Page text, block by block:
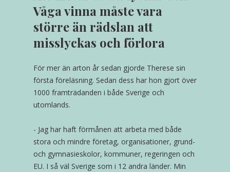
Våga vinna måste vara
större än rädslan att
misslyckas och förlora
För mer än arton år sedan gjorde Therese sin
första föreläsning. Sedan dess har hon gjort över
1000 framträdanden i både Sverige och
utomlands.
- Jag har haft förmånen att arbeta med både
stora och mindre företag, organisationer, grund-
och gymnasieskolor, kommuner, regeringen och
EU. I så väl Sverige som i 12 andra länder. Min